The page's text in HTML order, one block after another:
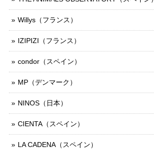
Willys（フランス）
IZIPIZI（フランス）
condor（スペイン）
MP（デンマーク）
NINOS（日本）
CIENTA（スペイン）
LA CADENA（スペイン）